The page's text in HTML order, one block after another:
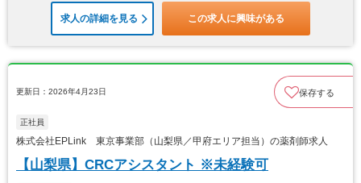
求人の詳細を見る この求人に興味がある
更新日：2026年4月23日 保存する
正社員
株式会社EPLink 東京事業部（山梨県／甲府エリア担当）の薬剤師求人
【山梨県】CRCアシスタント ※未経験可